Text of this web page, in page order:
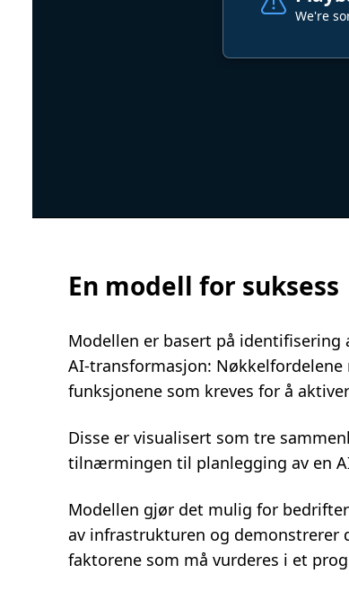
En modell for suksess
Modellen er basert på
AI-transformasjon:
funksjonene som kreves for å
Disse er visualisert som tre
tilnærmingen til planlegging av en
Modellen gjør det mulig for
av infrastrukturen og demonstrerer
faktorene som må vurderes i et